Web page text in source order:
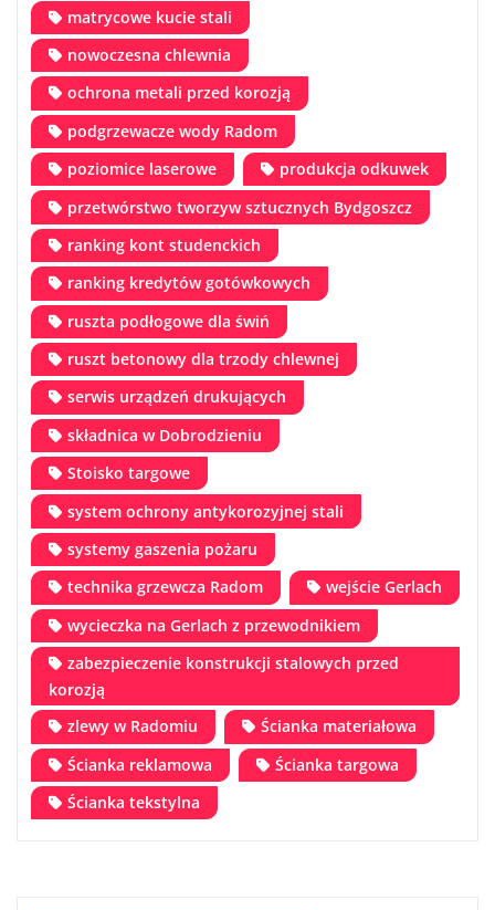
matrycowe kucie stali
nowoczesna chlewnia
ochrona metali przed korozją
podgrzewacze wody Radom
poziomice laserowe
produkcja odkuwek
przetwórstwo tworzyw sztucznych Bydgoszcz
ranking kont studenckich
ranking kredytów gotówkowych
ruszta podłogowe dla świń
ruszt betonowy dla trzody chlewnej
serwis urządzeń drukujących
składnica w Dobrodzieniu
Stoisko targowe
system ochrony antykorozyjnej stali
systemy gaszenia pożaru
technika grzewcza Radom
wejście Gerlach
wycieczka na Gerlach z przewodnikiem
zabezpieczenie konstrukcji stalowych przed
korozją
zlewy w Radomiu
Ścianka materiałowa
Ścianka reklamowa
Ścianka targowa
Ścianka tekstylna